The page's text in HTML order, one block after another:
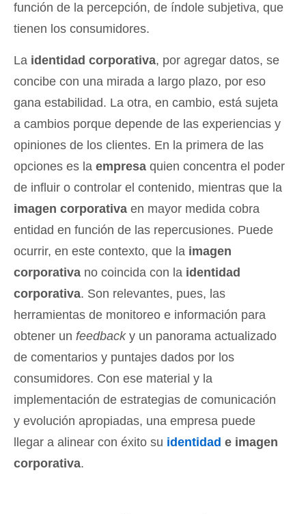
función de la percepción, de índole subjetiva, que
tienen los consumidores.
La identidad corporativa, por agregar datos, se
concibe con una mirada a largo plazo, por eso
gana estabilidad. La otra, en cambio, está sujeta
a cambios porque depende de las experiencias y
opiniones de los clientes. En la primera de las
opciones es la empresa quien concentra el poder
de influir o controlar el contenido, mientras que la
imagen corporativa en mayor medida cobra
entidad en función de las repercusiones. Puede
ocurrir, en este contexto, que la imagen
corporativa no coincida con la identidad
corporativa. Son relevantes, pues, las
herramientas de monitoreo e información para
obtener un feedbacky un panorama actualizado
de comentarios y puntajes dados por los
consumidores. Con ese material y la
implementación de estrategias de comunicación
y evolución apropiadas, una empresa puede
llegar a alinear con éxito su identidad e imagen
corporativa.